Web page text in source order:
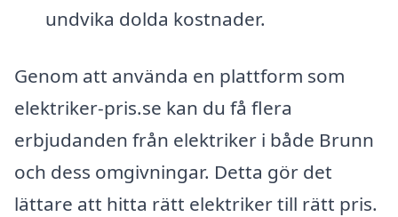
undvika dolda kostnader.
Genom att använda en plattform som
elektriker-pris.se kan du få flera
erbjudanden från elektriker i både Brunn
och dess omgivningar. Detta gör det
lättare att hitta rätt elektriker till rätt pris.